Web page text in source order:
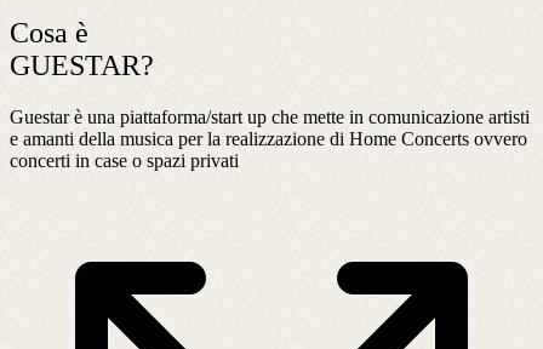
Cosa è
GUESTAR?
Guestar è una piattaforma/start up che mette in comunicazione artisti
e amanti della musica per la realizzazione di Home Concerts ovvero
concerti in case o spazi privati